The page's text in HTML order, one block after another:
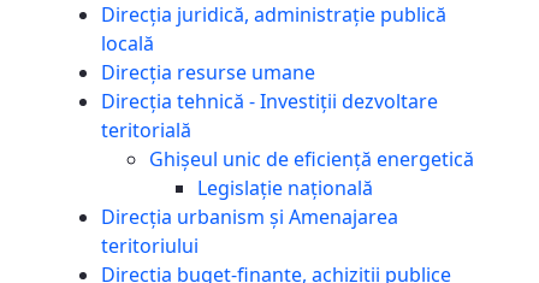
Direcția juridică, administrație publică
locală
Direcția resurse umane
Direcția tehnică - Investiții dezvoltare
teritorială
Ghișeul unic de eficiență energetică
Legislaţie națională
Direcția urbanism și Amenajarea
teritoriului
Direcția buget-finanțe, achiziții publice